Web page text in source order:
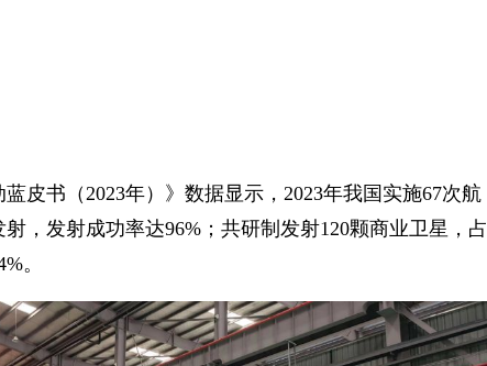
皮书（2023年）》数据显示，2023年我国实施67次航
，发射成功率达96%；共研制发射120颗商业卫星，占
。